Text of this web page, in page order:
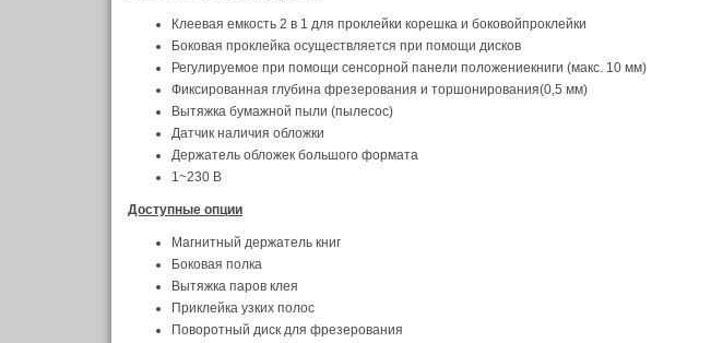
Клеевая емкость 2 в 1 для проклейки корешка и боковойпроклейки
Боковая проклейка осуществляется при помощи дисков
Регулируемое при помощи сенсорной панели положениекниги (макс. 10 мм)
Фиксированная глубина фрезерования и торшонирования(0,5 мм)
Вытяжка бумажной пыли (пылесос)
Датчик наличия обложки
Держатель обложек большого формата
1~230 В
Доступные опции
Магнитный держатель книг
Боковая полка
Вытяжка паров клея
Приклейка узких полос
Поворотный диск для фрезерования